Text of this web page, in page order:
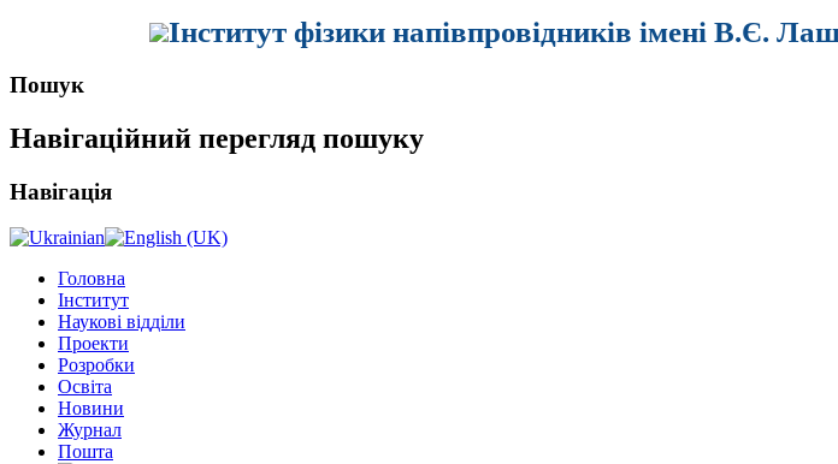
Інститут фізики напівпровідників імені В.Є.
Пошук
Навігаційний перегляд пошуку
Навігація
Головна
Інститут
Наукові відділи
Проекти
Розробки
Освіта
Новини
Журнал
Пошта